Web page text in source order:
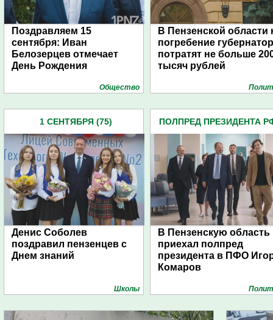
Поздравляем 15
сентября: Иван
Белозерцев отмечает
День Рождения
Общество
В Пензенской области
погребение
потратят не больше
тысяч рублей
1 СЕНТЯБРЯ (75)
Денис Соболев
поздравил пензенцев с
Днем знаний
Школы
ПОЛПРЕД ПРЕЗИДЕНТА
В Пензенскую область
приехал полпред
президента в ПФО
Комаров